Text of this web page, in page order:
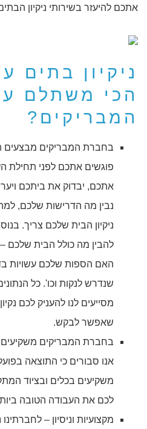
אתכם להיעזר בשירותי ניקיון
ניקיון בתים
הכי משתלם
המבריקים?
בחברת המבריקים מבצעים
פוגשים אתכם לפני תחילת
אתכם, יבדוק את ביתכם
נבין מה הדרישות שלכם,
ניקיון הבית שלכם צריך.
להבין מה כולל הבית שלכם
האם הספות שלכם עשויות
שנדרש לנקות וכו'. כל
מסייעים לנו להעניק לכם
שאפשר לבקש.
בחברת המבריקים
אנו סבורים כי התוצאה
משקיעים בכלים ובציוד
לכם את העבודה הטובה
מקצועיות וניסיון –